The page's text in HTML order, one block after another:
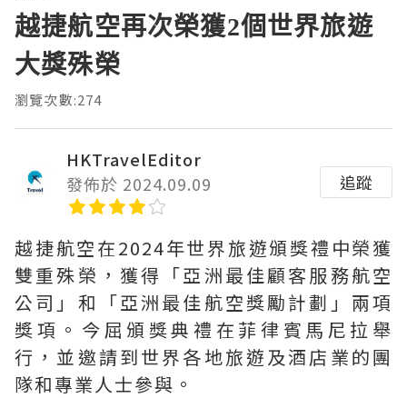
越捷航空再次榮獲2個世界旅遊
大獎殊榮
瀏覽次數:274
HKTravelEditor
發佈於 2024.09.09
追蹤
越捷航空在2024年世界旅遊頒獎禮中榮獲
雙重殊榮，獲得「亞洲最佳顧客服務航空
公司」和「亞洲最佳航空獎勵計劃」兩項
獎項。今屈頒獎典禮在菲律賓馬尼拉舉
行，並邀請到世界各地旅遊及酒店業的團
隊和專業人士參與。